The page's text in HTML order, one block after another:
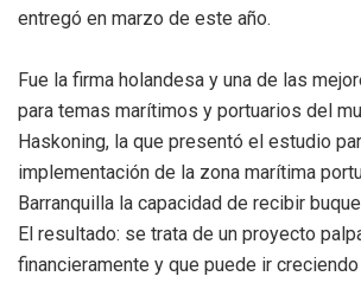
entregó en marzo de este año.
Fue la firma holandesa y una de las
para temas marítimos y portuarios del
Haskoning, la que presentó el estudio
implementación de la zona marítima
Barranquilla la capacidad de recibir
El resultado: se trata de un proyecto
financieramente y que puede ir